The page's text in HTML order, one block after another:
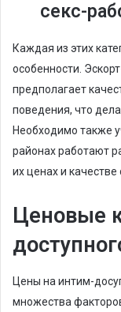
секс-
Каждая из этих
особенности.
предполагает
поведения, что
Необходимо также
районах работают
их ценах и
Ценовые
Цены на интим-
множества